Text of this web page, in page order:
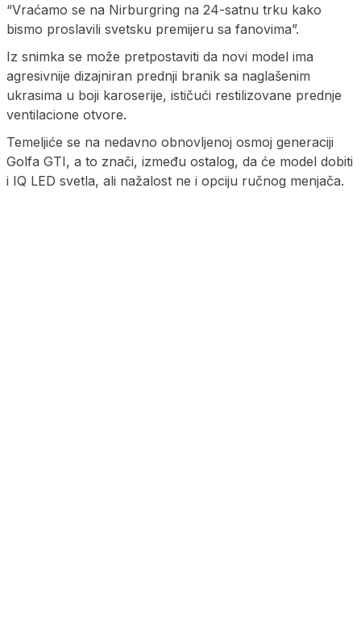
“Vraćamo se na Nirburgring na 24-satnu trku kako
bismo proslavili svetsku premijeru sa fanovima”.
Iz snimka se može pretpostaviti da novi model ima
agresivnije dizajniran prednji branik sa naglašenim
ukrasima u boji karoserije, ističući restilizovane prednje
ventilacione otvore.
Temeljiće se na nedavno obnovljenoj osmoj generaciji
Golfa GTI, a to znači, između ostalog, da će model dobiti
i IQ LED svetla, ali nažalost ne i opciju ručnog menjača.